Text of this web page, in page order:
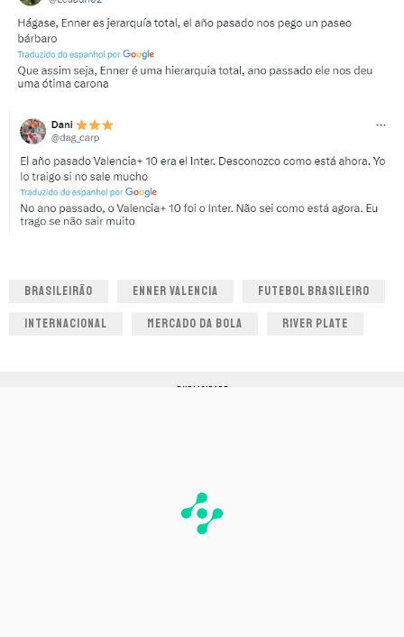
BRASILEIRÃO ENNER VALENCIA FUTEBOL BRASILEIRO
INTERNACIONAL MERCADO DA BOLA RIVER PLATE
PUBLICIDADE